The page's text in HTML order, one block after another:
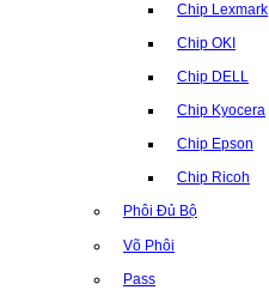
Chip Lexmark
Chip OKI
Chip DELL
Chip Kyocera
Chip Epson
Chip Ricoh
Phôi Đủ Bộ
Võ Phôi
Pass